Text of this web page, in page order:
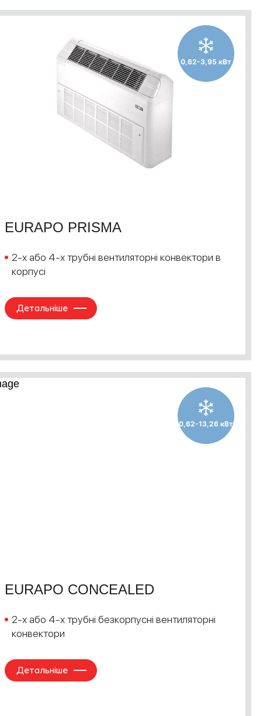
0,62-3,95 кВт
EURAPO PRISMA
2-х або 4-х трубні вентиляторні конвектори в
корпусі
Детальніше
0,62-13,26 кВт
EURAPO CONCEALED
2-х або 4-х трубні безкорпусні вентиляторні
конвектори
Детальніше